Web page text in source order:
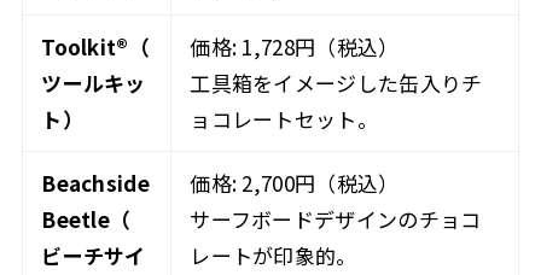
Toolkit®（
ツールキッ
ト）
価格: 1,728円（税込）
工具箱をイメージした缶入りチ
ョコレートセット。
Beachside
Beetle（
ビーチサイ
価格: 2,700円（税込）
サーフボードデザインのチョコ
レートが印象的。